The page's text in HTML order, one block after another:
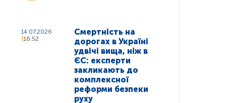
14.07.2026
16:52
Смертність на
дорогах в Україні
удвічі вища, ніж в
ЄС: експерти
закликають до
комплексної
реформи безпеки
руху